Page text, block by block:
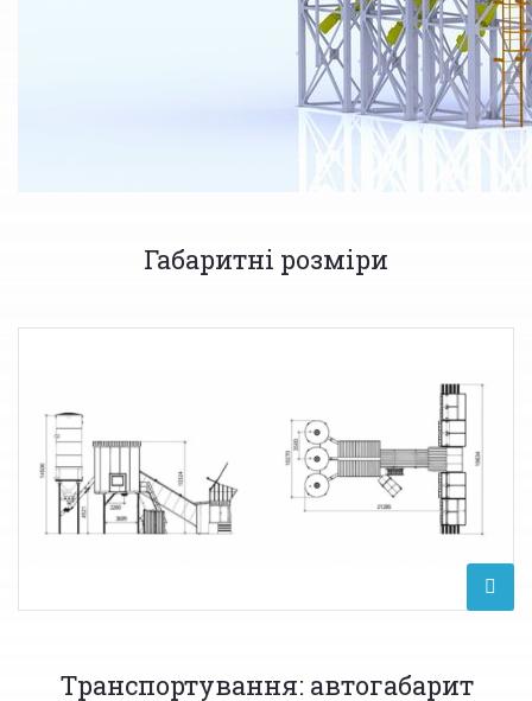
Габаритні розміри
Транспортування: автогабарит